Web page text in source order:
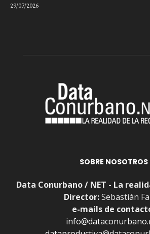
29/07/2026
SOBRE NOSOTROS
Data Conurbano / NET - La
Director:Sebastián
e-mails de